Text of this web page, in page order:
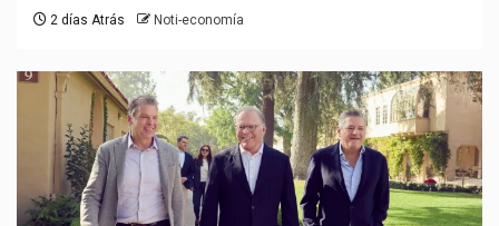
2 días Atrás Noti-economía